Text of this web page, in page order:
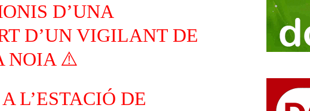
D’UNA
D’UN VIGILANT DE
NOIA ⚠️
L’ESTACIÓ DE